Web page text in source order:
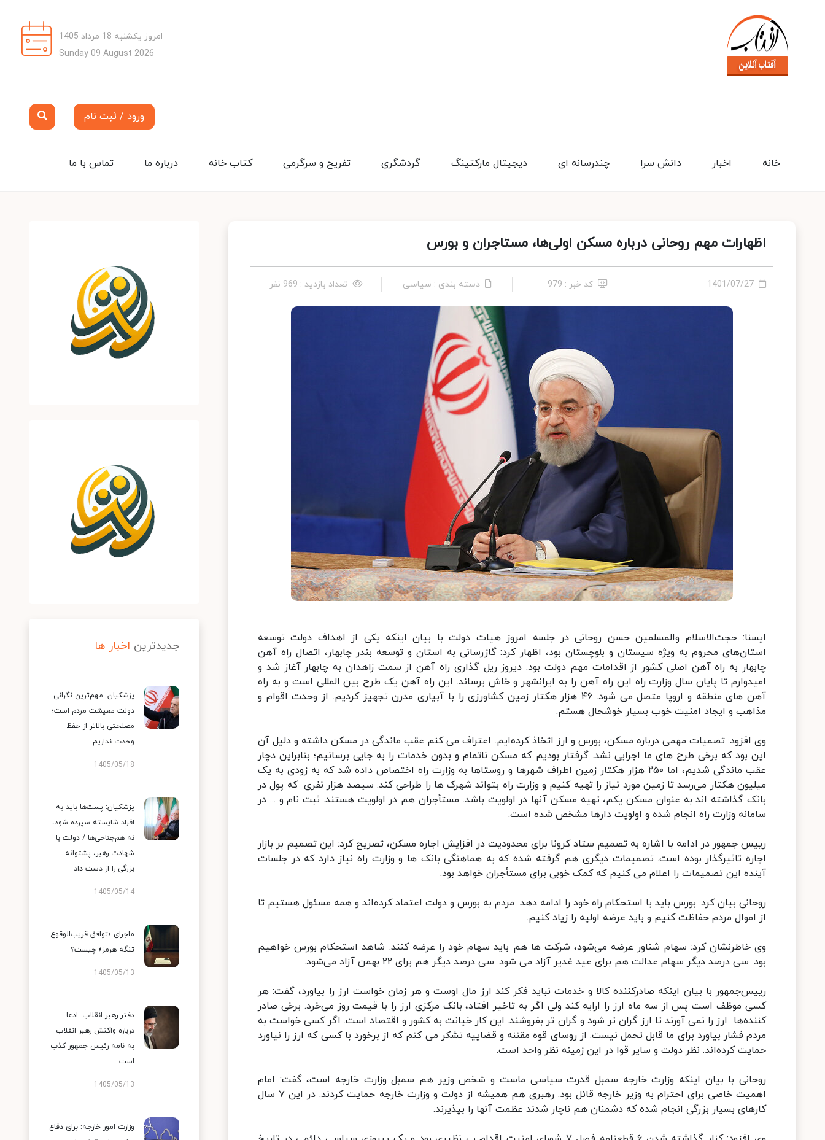
امروز یکشنبه 18 مرداد 1405
Sunday 09 August 2026
ورود / ثبت نام
تماس با ما درباره ما کتاب خانه تفریح و سرگرمی گردشگری دیجیتال مارکتینگ چندرسانه ای دانش سرا اخبار خانه
اظهارات مهم روحانی درباره مسکن اولی‌ها، مستاجران و بورس
1401/07/27 کد خبر : 979 دسته بندی : سیاسی تعداد بازدید : 969 نفر
ایسنا: حجت‌الاسلام والمسلمین حسن روحانی در جلسه امروز هیات دولت با بیان اینکه یکی از اهداف دولت توسعه
استان‌های محروم به ویژه سیستان و بلوچستان بود، اظهار کرد: گازرسانی به استان و توسعه بندر چابهار، اتصال راه آهن
چابهار به راه آهن اصلی کشور از اقدامات مهم دولت بود. دیروز ریل گذاری راه آهن از سمت زاهدان به چابهار آغاز شد و
امیدوارم تا پایان سال وزارت راه این راه آهن را به ایرانشهر و خاش برساند. این راه آهن یک طرح بین المللی است و به راه
آهن های منطقه و اروپا متصل می شود. ۴۶ هزار هکتار زمین کشاورزی را با آبیاری مدرن تجهیز کردیم. از وحدت اقوام و
مذاهب و ایجاد امنیت خوب بسیار خوشحال هستم.
وی افزود: تصمیات مهمی درباره مسکن، بورس و ارز اتخاذ کرده‌ایم. اعتراف می کنم عقب ماندگی در مسکن داشته و دلیل آن
این بود که برخی طرح های ما اجرایی نشد. گرفتار بودیم که مسکن ناتمام و بدون خدمات را به جایی برسانیم؛ بنابراین دچار
عقب ماندگی شدیم، اما ۲۵۰ هزار هکتار زمین اطراف شهرها و روستاها به وزارت راه اختصاص داده شد که به زودی به یک
میلیون هکتار می‌رسد تا زمین مورد نیاز را تهیه کنیم و وزارت راه بتواند شهرک ها را طراحی کند. سیصد هزار نفری که پول در
بانک گذاشته اند به عنوان مسکن یکم، تهیه مسکن آنها در اولویت باشد. مستأجران هم در اولویت هستند. ثبت نام و ... در
سامانه وزارت راه انجام شده و اولویت دارها مشخص شده است.
رییس جمهور در ادامه با اشاره به تصمیم ستاد کرونا برای محدودیت در افزایش اجاره مسکن، تصریح کرد: این تصمیم بر بازار
اجاره تاثیرگذار بوده است. تصمیمات دیگری هم گرفته شده که به هماهنگی بانک ها و وزارت راه نیاز دارد که در جلسات
آینده این تصمیمات را اعلام می کنیم که کمک خوبی برای مستأجران خواهد بود.
روحانی بیان کرد: بورس باید با استحکام راه خود را ادامه دهد. مردم به بورس و دولت اعتماد کرده‌اند و همه مسئول هستیم تا
از اموال مردم حفاظت کنیم و باید عرضه اولیه را زیاد کنیم.
وی خاطرنشان کرد: سهام شناور عرضه می‌شود، شرکت ها هم باید سهام خود را عرضه کنند. شاهد استحکام بورس خواهیم
بود. سی درصد دیگر سهام عدالت هم برای عید غدیر آزاد می شود. سی درصد دیگر هم برای ۲۲ بهمن آزاد می‌شود.
رییس‌جمهور با بیان اینکه صادرکننده کالا و خدمات نباید فکر کند ارز مال اوست و هر زمان خواست ارز را بیاورد، گفت: هر
کسی موظف است پس از سه ماه ارز را ارایه کند ولی اگر به تاخیر افتاد، بانک مرکزی ارز را با قیمت روز می‌خرد. برخی صادر
کننده‌ها ارز را نمی آورند تا ارز گران تر شود و گران تر بفروشند. این کار خیانت به کشور و اقتصاد است. اگر کسی خواست به
مردم فشار بیاورد برای ما قابل تحمل نیست. از روسای قوه مقننه و قضاییه تشکر می کنم که از برخورد با کسی که ارز را نیاورد
حمایت کرده‌اند. نظر دولت و سایر قوا در این زمینه نظر واحد است.
روحانی با بیان اینکه وزارت خارجه سمبل قدرت سیاسی ماست و شخص وزیر هم سمبل وزارت خارجه است، گفت: امام
اهمیت خاصی برای احترام به وزیر خارجه قائل بود. رهبری هم همیشه از دولت و وزارت خارجه حمایت کردند. در این ۷ سال
کارهای بسیار بزرگی انجام شده که دشمنان هم ناچار شدند عظمت آنها را بپذیرند.
جدیدترین اخبار ها
پزشکیان: مهم‌ترین نگرانی
دولت معیشت مردم است؛
مصلحتی بالاتر از حفظ
وحدت نداریم
1405/05/18
پزشکیان: پست‌ها باید به
افراد شایسته سپرده شود،
نه هم‌جناحی‌ها / دولت با
شهادت رهبر، پشتوانه
بزرگی را از دست داد
1405/05/14
ماجرای «توافق قریب‌الوقوع
تنگه هرمز» چیست؟
1405/05/13
دفتر رهبر انقلاب: ادعا
درباره واکنش رهبر انقلاب
به نامه رئیس جمهور کذب
است
1405/05/13
وزارت امور خارجه: برای دفاع